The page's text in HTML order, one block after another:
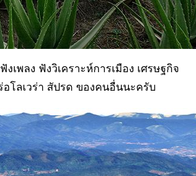
พลง ฟังวิเคราะห์การเมือง เศรษฐกิจ
โลเวร่า สัปรด ของคนอื่นนะครับ